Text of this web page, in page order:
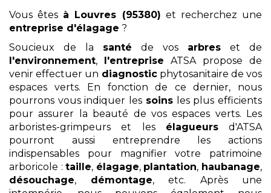
Vous êtes à Louvres (95380) et recherchez une
entreprise d'élagage ?
Soucieux de la santé de vos arbres et de
l'environnement, l'entreprise ATSA propose de
venir effectuer un diagnosticphytosanitaire de vos
espaces verts. En fonction de ce dernier, nous
pourrons vous indiquer les soinsles plus efficients
pour assurer la beauté de vos espaces verts. Les
arboristes-grimpeurs et les élagueursd'ATSA
pourront aussi entreprendre les actions
indispensables pour magnifier votre patrimoine
arboricole :taille, élagage, plantation, haubanage,
désouchage, démontage, etc. Après une